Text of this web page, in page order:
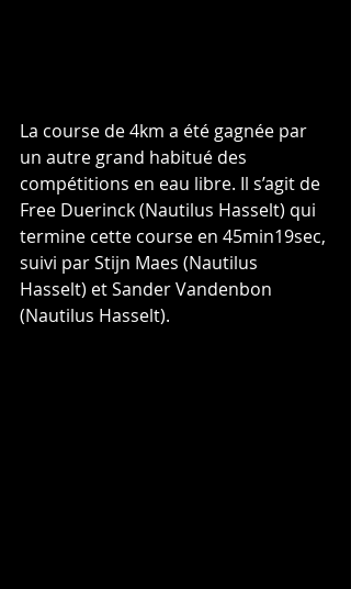
La course de 4km a été gagnée par
un autre grand habitué des
compétitions en eau libre. Il s’agit de
Free Duerinck (Nautilus Hasselt) qui
termine cette course en 45min19sec,
suivi par Stijn Maes (Nautilus
Hasselt) et Sander Vandenbon
(Nautilus Hasselt).